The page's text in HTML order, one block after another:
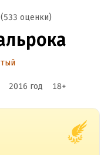
(533 оценки)
2016 год 18+